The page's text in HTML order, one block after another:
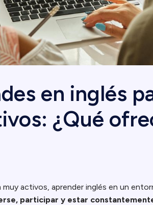
en inglés
¿Qué
activos, aprender inglés en un
participar y estar